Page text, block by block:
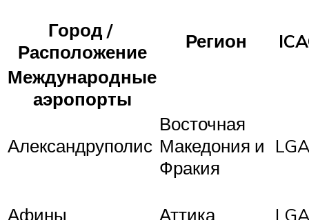
Город /
Расположение
Регион
Международные
аэропорты
Александруполис
Восточная
Македония и
Фракия
Афины Аттика